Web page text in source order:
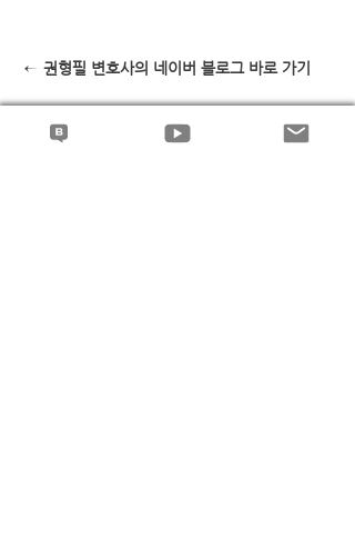
← 권형필 변호사의 네이버 블로그 바로 가기